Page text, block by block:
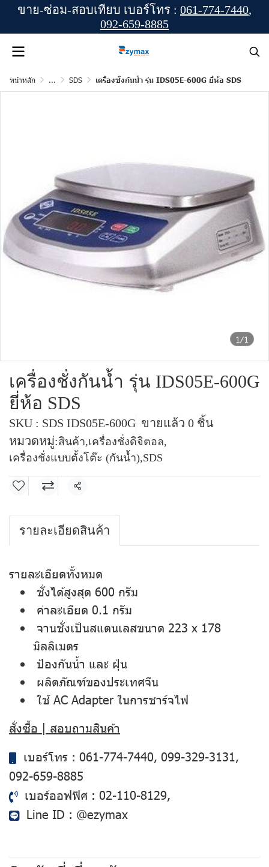
ขาย-ซ่อม-สอบเทียบ เบอร์โทร : 061-774-7440,
092-659-8885
หน้าหลัก ... SDS เครื่องชั่งกันน้ำ รุ่น IDS05E-600G ยี่ห้อ SDS
1/1
เครื่องชั่งกันน้ำ รุ่น IDS05E-600G
ยี่ห้อ SDS
SKU : SDS IDS05E-600G ขายแล้ว 0 ชิ้น
หมวดหมู่:สินค้า,เครื่องชั่งดิจิตอล,
เครื่องชั่งแบบตั้งโต๊ะ (กันน้ำ),SDS
แชร์
รายละเอียดสินค้า
รายละเอียดทั้งหมด
ชั่งได้สูงสุด 600 กรัม
ค่าละเอียด 0.1 กรัม
จานชั่งเป็นสแตนเลสขนาด 223 x 178
มิลลิเมตร
ป้องกันน้ำ และ ฝุ่น
ผลิตภัณฑ์ของประเทศจีน
ใช้ AC Adapter ในการชาร์จไฟ
สั่งซื้อ | สอบถามสินค้า
เบอร์โทร : 061-774-7440, 099-329-3131 ,
092-659-8885
เบอร์ออฟฟิศ : 02-110-8129,
Line ID : @ezymax